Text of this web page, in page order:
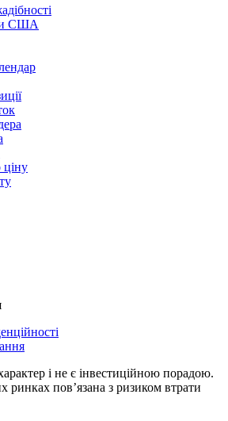
США
і не є інвестиційною порадою.
ринках повʼязана з ризиком втрати